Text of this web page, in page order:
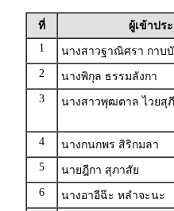
ที่
ผู้เข้าปร
1
นางสาวฐาณิศรา กาบ
2
นางพิกุล ธรรมลังกา
3
นางสาวพุฒตาล ไวยสุภี
4
นางกนกพร สิริกมลา
5
นายฎีกา สุภาสัย
6
นางอาอีฉ๊ะ หลำจะนะ